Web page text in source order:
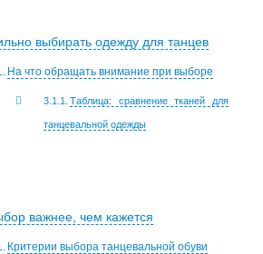
выбирать одежду для танцев
На что обращать внимание при выборе
Таблица: сравнение тканей для
танцевальной одежды
важнее, чем кажется
Критерии выбора танцевальной обуви